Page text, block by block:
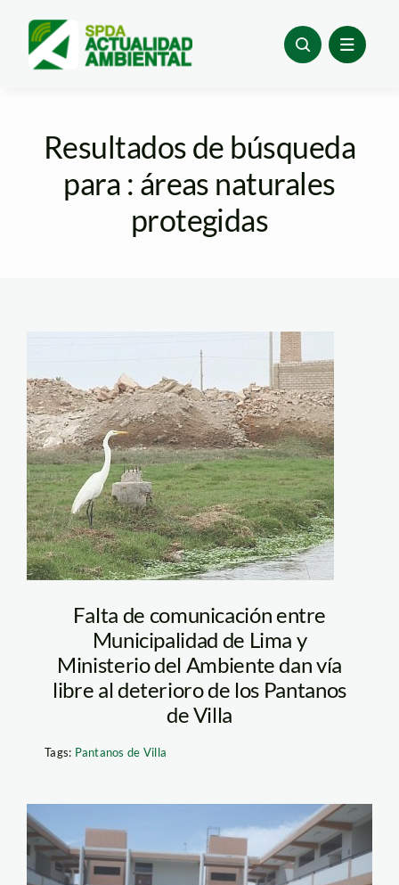
content
Resultados de búsqueda
para : áreas naturales
protegidas
pantanos de
villa_el_comercio
Falta de comunicación entre
Municipalidad de Lima y
Ministerio del Ambiente dan vía
libre al deterioro de los Pantanos
de Villa
Tags: Pantanos de Villa
guardaparques_minam